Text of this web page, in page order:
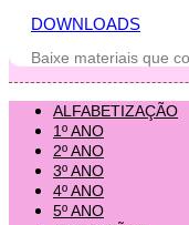
DOWNLOADS
Baixe materiais que
ALFABETIZAÇÃO
1º ANO
2º ANO
3º ANO
4º ANO
5º ANO